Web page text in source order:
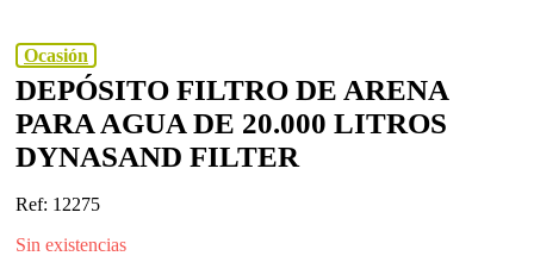
Ocasión
DEPÓSITO FILTRO DE ARENA
PARA AGUA DE 20.000 LITROS
DYNASAND FILTER
Ref: 12275
Sin existencias